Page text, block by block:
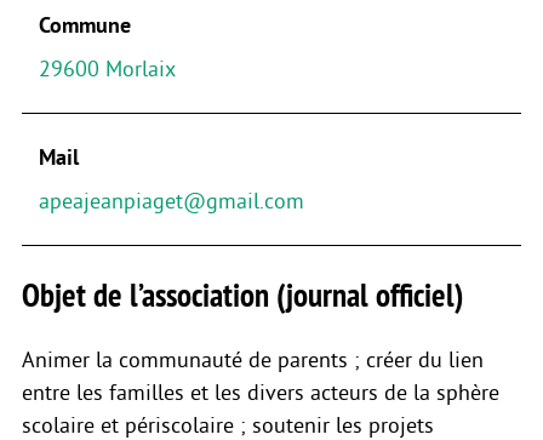
Commune
29600 Morlaix
Mail
apeajeanpiaget@gmail.com
Objet de l’association (journal officiel)
Animer la communauté de parents ; créer du lien
entre les familles et les divers acteurs de la sphère
scolaire et périscolaire ; soutenir les projets